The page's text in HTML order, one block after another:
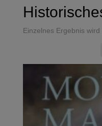
Einzelnes Ergebnis